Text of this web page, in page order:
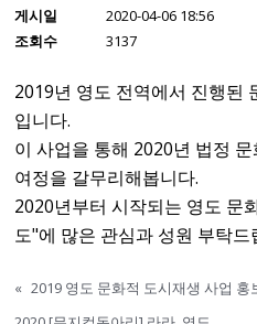
게시일
2020-04-06 18:56
조회수
3137
2019년 영도 전역에서 진행된
입니다.
이 사업을 통해 2020년 법정
여정을 갈무리해봅니다.
2020년부터 시작되는 영도 문
도"에 많은 관심과 성원 부탁드
« 2019 영도 문화적 도시재생 사업 홍